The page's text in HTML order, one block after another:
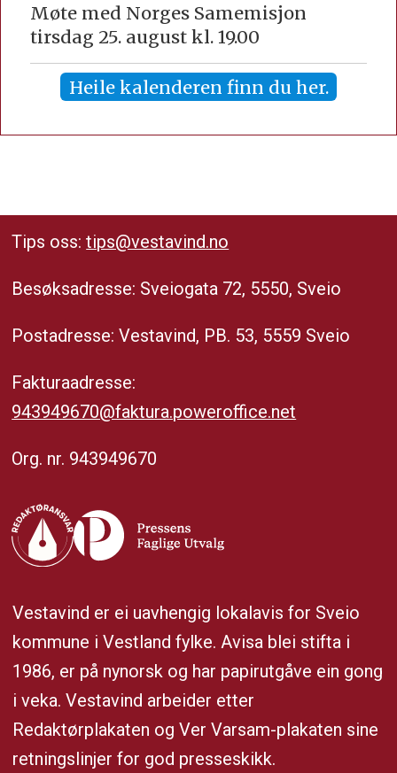
Møte med Norges Samemisjon
tirsdag 25. august kl. 19.00
Heile kalenderen finn du her.
Tips oss:tips@vestavind.no
Besøksadresse: Sveiogata 72, 5550, Sveio
Postadresse: Vestavind, PB. 53, 5559 Sveio
Fakturaadresse:
943949670@faktura.poweroffice.net
Org. nr. 943949670
Vestavind er ei uavhengig lokalavis for Sveio
kommune i Vestland fylke. Avisa blei stifta i
1986, er på nynorsk og har papirutgåve ein gong
i veka. Vestavind arbeider etter
Redaktørplakaten og Ver Varsam-plakaten sine
retningslinjer for god presseskikk.